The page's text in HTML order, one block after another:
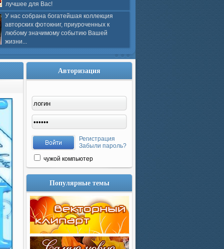
лучшее для Вас!
У нас собрана богатейшая коллекция
авторских фотокниг, приуроченных к
любому значимому событию Вашей
жизни...
Авторизация
Регистрация
Забыли пароль?
чужой компьютер
Популярные темы